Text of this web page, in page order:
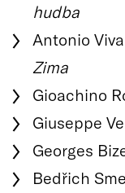
hudba
Antonio
Zima
Gioachino
Giuseppe
Georges
Bedřich